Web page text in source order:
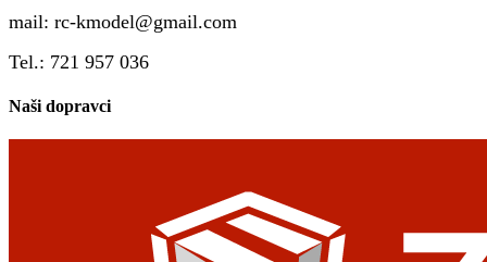
mail: rc-kmodel@gmail.com
Tel.: 721 957 036
Naši dopravci